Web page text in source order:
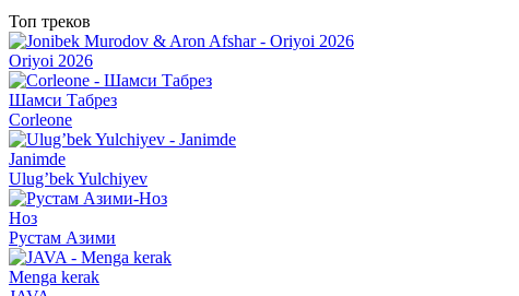
Топ треков
Oriyoi 2026
Шамси Табрез
Corleone
Janimde
Ulug’bek Yulchiyev
Ноз
Рустам Азими
Menga kerak